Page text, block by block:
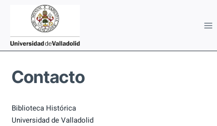
Contacto
Biblioteca Histórica
Universidad de Valladolid